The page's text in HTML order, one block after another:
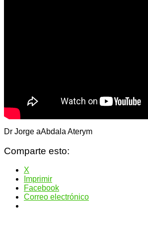
Dr Jorge aAbdala Aterym
Comparte esto:
X
Imprimir
Facebook
Correo electrónico